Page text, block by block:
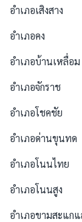
อำเภอเสิงสาง
อำเภอคง
อำเภอบ้านเหลื่อม
อำเภอจักราช
อำเภอโชคชัย
อำเภอด่านขุนทด
อำเภอโนนไทย
อำเภอโนนสูง
อำเภอขามสะแกแ